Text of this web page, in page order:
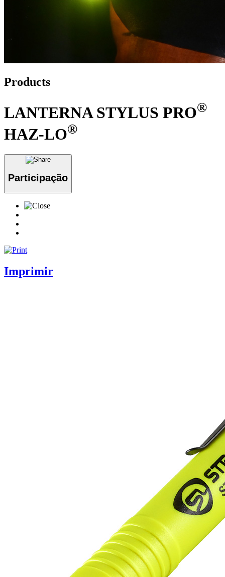
Products
LANTERNA STYLUS PRO®
HAZ-LO®
Participação
Imprimir